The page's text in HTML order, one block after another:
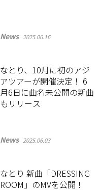
News 2025.06.16
なとり、10月に初のアジ
アツアーが開催決定！ 6
月6日に曲名未公開の新曲
もリリース
News 2025.06.03
なとり 新曲「DRESSING
ROOM」のMVを公開！